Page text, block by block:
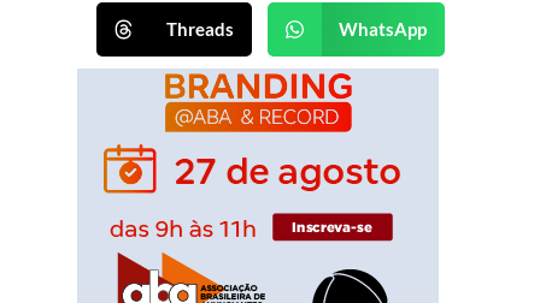
Threads WhatsApp